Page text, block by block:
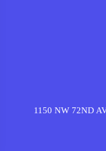
1150 NW 72ND